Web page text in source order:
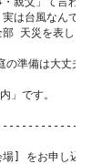
は台風なんです。
天災を表します。
準備は大丈夫です
」です。
] をお申し込み済